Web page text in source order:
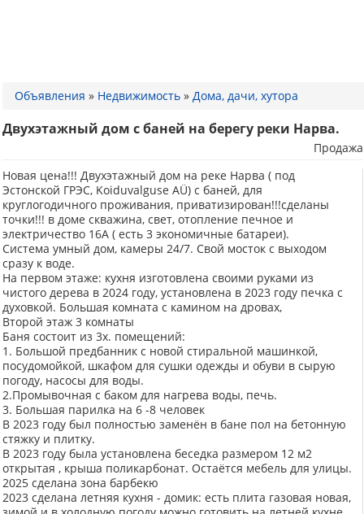
Объявления » Недвижимость » Дома, дачи, хутора
Двухэтажный дом с баней на берегу реки Нарва.
Продажа
Новая цена!!! Двухэтажный дом на реке Нарва ( под
Эстонской ГРЭС, Koiduvalguse AÜ) с баней, для
круглогодичного проживания, приватизирован!!!сделаны
точки!!! в доме скважина, свет, отопление печное и
электричество 16А ( есть 3 экономичные батареи).
Система умный дом, камеры 24/7. Свой мосток с выходом
сразу к воде.
На первом этаже: кухня изготовлена своими руками из
чистого дерева в 2024 году, установлена в 2023 году печка с
духовкой. Большая комната с камином на дровах,
Второй этаж 3 комнаты
Баня состоит из 3х. помещений:
1. Большой предбанник с новой стиральной машинкой,
посудомойкой, шкафом для сушки одежды и обуви в сырую
погоду, насосы для воды.
2.Промывочная с баком для нагрева воды, печь.
3. Большая парилка на 6 -8 человек
В 2023 году был полностью заменён в бане пол на бетонную
стяжку и плитку.
В 2023 году была установлена беседка размером 12 м2
открытая , крыша поликарбонат. Остаётся мебель для улицы.
2025 сделана зона барбекю
2023 сделана летняя кухня - домик: есть плита газовая новая,